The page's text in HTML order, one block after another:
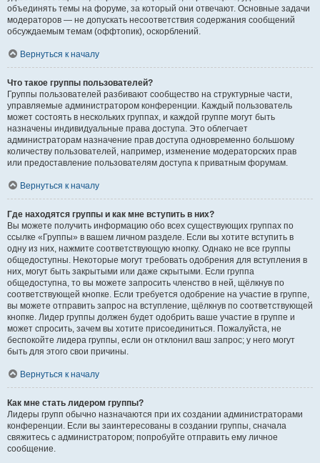
объединять темы на форуме, за который они отвечают. Основные задачи
модераторов — не допускать несоответствия содержания сообщений
обсуждаемым темам (оффтопик), оскорблений.
Вернуться к началу
Что такое группы пользователей?
Группы пользователей разбивают сообщество на структурные части,
управляемые администратором конференции. Каждый пользователь
может состоять в нескольких группах, и каждой группе могут быть
назначены индивидуальные права доступа. Это облегчает
администраторам назначение прав доступа одновременно большому
количеству пользователей, например, изменение модераторских прав
или предоставление пользователям доступа к приватным форумам.
Вернуться к началу
Где находятся группы и как мне вступить в них?
Вы можете получить информацию обо всех существующих группах по
ссылке «Группы» в вашем личном разделе. Если вы хотите вступить в
одну из них, нажмите соответствующую кнопку. Однако не все группы
общедоступны. Некоторые могут требовать одобрения для вступления в
них, могут быть закрытыми или даже скрытыми. Если группа
общедоступна, то вы можете запросить членство в ней, щёлкнув по
соответствующей кнопке. Если требуется одобрение на участие в группе,
вы можете отправить запрос на вступление, щёлкнув по соответствующей
кнопке. Лидер группы должен будет одобрить ваше участие в группе и
может спросить, зачем вы хотите присоединиться. Пожалуйста, не
беспокойте лидера группы, если он отклонил ваш запрос; у него могут
быть для этого свои причины.
Вернуться к началу
Как мне стать лидером группы?
Лидеры групп обычно назначаются при их создании администраторами
конференции. Если вы заинтересованы в создании группы, сначала
свяжитесь с администратором; попробуйте отправить ему личное
сообщение.